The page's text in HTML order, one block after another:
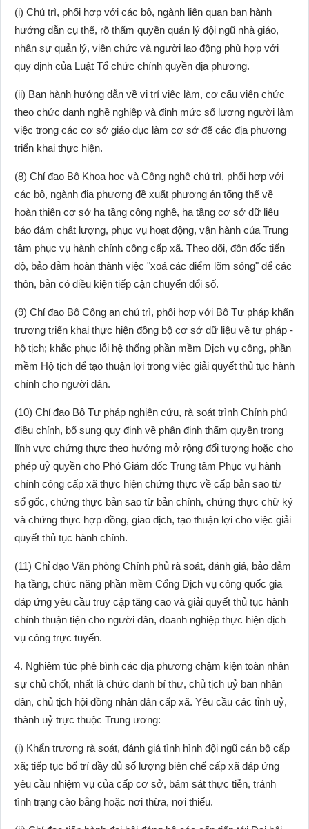
(i) Chủ trì, phối hợp với các bộ, ngành liên quan ban hành
hướng dẫn cụ thể, rõ thẩm quyền quản lý đội ngũ nhà giáo,
nhân sự quản lý, viên chức và người lao động phù hợp với
quy định của Luật Tổ chức chính quyền địa phương.
(ii) Ban hành hướng dẫn về vị trí việc làm, cơ cấu viên chức
theo chức danh nghề nghiệp và định mức số lượng người làm
việc trong các cơ sở giáo dục làm cơ sở để các địa phương
triển khai thực hiện.
(8) Chỉ đạo Bộ Khoa học và Công nghệ chủ trì, phối hợp với
các bộ, ngành địa phương đề xuất phương án tổng thể về
hoàn thiện cơ sở hạ tầng công nghệ, hạ tầng cơ sở dữ liệu
bảo đảm chất lượng, phục vụ hoạt động, vận hành của Trung
tâm phục vụ hành chính công cấp xã. Theo dõi, đôn đốc tiến
độ, bảo đảm hoàn thành việc "xoá các điểm lõm sóng" để các
thôn, bản có điều kiện tiếp cận chuyển đổi số.
(9) Chỉ đạo Bộ Công an chủ trì, phối hợp với Bộ Tư pháp khẩn
trương triển khai thực hiện đồng bộ cơ sở dữ liệu về tư pháp -
hộ tịch; khắc phục lỗi hệ thống phần mềm Dịch vụ công, phần
mềm Hộ tịch để tạo thuận lợi trong việc giải quyết thủ tục hành
chính cho người dân.
(10) Chỉ đạo Bộ Tư pháp nghiên cứu, rà soát trình Chính phủ
điều chỉnh, bổ sung quy định về phân định thẩm quyền trong
lĩnh vực chứng thực theo hướng mở rộng đối tượng hoặc cho
phép uỷ quyền cho Phó Giám đốc Trung tâm Phục vụ hành
chính công cấp xã thực hiện chứng thực về cấp bản sao từ
sổ gốc, chứng thực bản sao từ bản chính, chứng thực chữ ký
và chứng thực hợp đồng, giao dịch, tạo thuận lợi cho việc giải
quyết thủ tục hành chính.
(11) Chỉ đạo Văn phòng Chính phủ rà soát, đánh giá, bảo đảm
hạ tầng, chức năng phần mềm Cổng Dịch vụ công quốc gia
đáp ứng yêu cầu truy cập tăng cao và giải quyết thủ tục hành
chính thuận tiện cho người dân, doanh nghiệp thực hiện dịch
vụ công trực tuyến.
4. Nghiêm túc phê bình các địa phương chậm kiện toàn nhân
sự chủ chốt, nhất là chức danh bí thư, chủ tịch uỷ ban nhân
dân, chủ tịch hội đồng nhân dân cấp xã. Yêu cầu các tỉnh uỷ,
thành uỷ trực thuộc Trung ương:
(i) Khẩn trương rà soát, đánh giá tình hình đội ngũ cán bộ cấp
xã; tiếp tục bố trí đầy đủ số lượng biên chế cấp xã đáp ứng
yêu cầu nhiệm vụ của cấp cơ sở, bám sát thực tiễn, tránh
tình trạng cào bằng hoặc nơi thừa, nơi thiếu.